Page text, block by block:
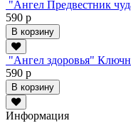
"Ангел Предвестник
590 р
В корзину
"Ангел здоровья"
590 р
В корзину
Информация